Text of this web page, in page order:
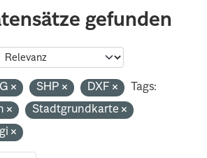
gefunden
SHP DXF
Tags:
Stadtgrundkarte